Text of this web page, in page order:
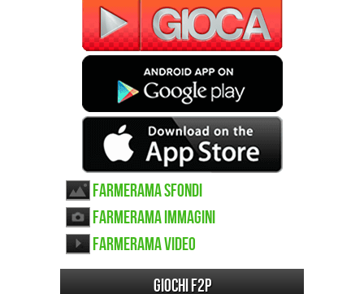
Farmerama sfondi
Farmerama immagini
Farmerama video
Giochi F2P